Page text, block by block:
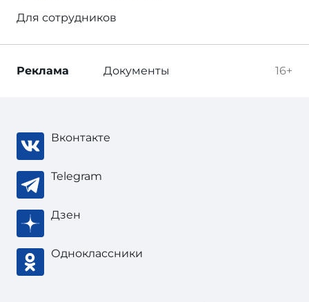
Для сотрудников
16+
Реклама Документы
Вконтакте
Telegram
Дзен
Одноклассники